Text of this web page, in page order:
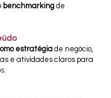
benchmarking de
estratégia de negócio,
e atividades claros para
s.